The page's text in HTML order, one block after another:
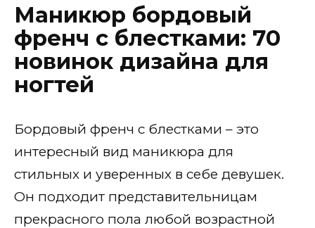
Маникюр бордовый
френч с блестками: 70
новинок дизайна для
ногтей
Бордовый френч с блестками – это
интересный вид маникюра для
стильных и уверенных в себе девушек.
Он подходит представительницам
прекрасного пола любой возрастной